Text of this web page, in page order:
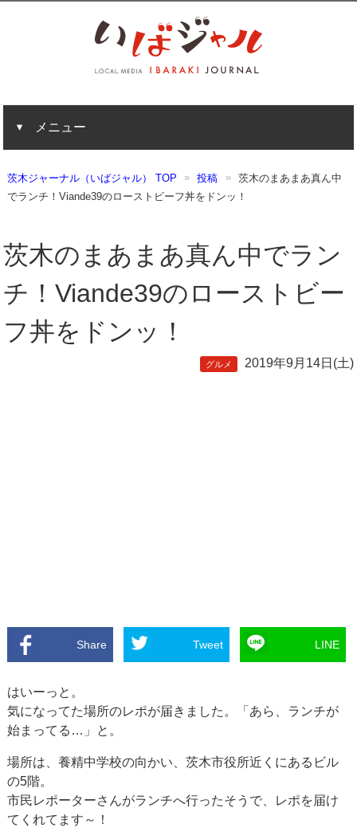
メニュー
茨木ジャーナル（いばジャル） TOP 投稿
茨木のまあまあ真ん中
でランチ！Viande39のローストビーフ丼をドンッ！
茨木のまあまあ真ん中でラン
チ！Viande39のローストビー
フ丼をドンッ！
グルメ 2019年9月14日(土)
Share Tweet LINE
はいーっと。
気になってた場所のレポが届きました。「あら、ランチが
始まってる…」と。
場所は、養精中学校の向かい、茨木市役所近くにあるビル
の5階。
市民レポーターさんがランチへ行ったそうで、レポを届け
てくれてます～！